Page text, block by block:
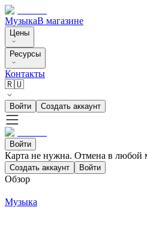
МузыкаВ магазине
Цены
Ресурсы
Контакты
🇷🇺
Войти Создать аккаунт
Войти
Карта не нужна. Отмена в любой
Создать аккаунт Войти
Обзор
Музыка